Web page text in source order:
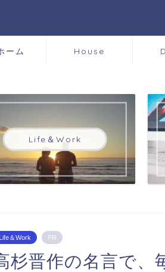
ーム House
Life＆Work
Life＆Work PR
杉晋作の名言で、